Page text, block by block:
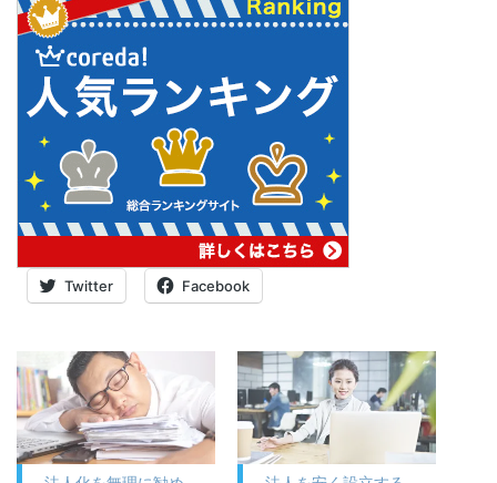
Twitter Facebook